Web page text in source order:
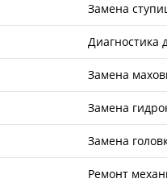
Замена
Диагностика
Замена
Замена
Замена
Ремонт